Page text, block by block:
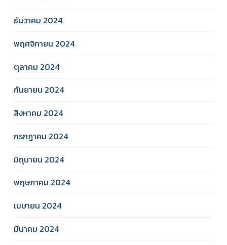
ธันวาคม 2024
พฤศจิกายน 2024
ตุลาคม 2024
กันยายน 2024
สิงหาคม 2024
กรกฎาคม 2024
มิถุนายน 2024
พฤษภาคม 2024
เมษายน 2024
มีนาคม 2024